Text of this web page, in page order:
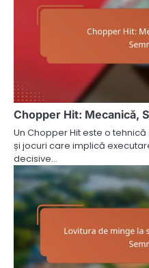
Chopper Hit: Mecanică,
Un Chopper Hit este o
și jocuri care implică
decisive…